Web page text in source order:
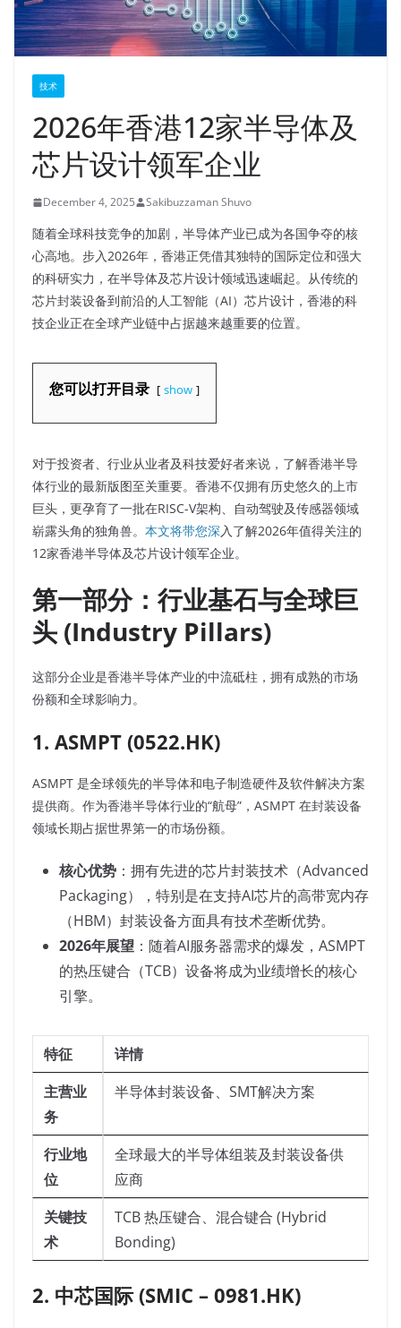
技术
2026年香港12家半导体及
芯片设计领军企业
December 4, 2025 Sakibuzzaman Shuvo
随着全球科技竞争的加剧，半导体产业已成为各国争夺的核
心高地。步入2026年，香港正凭借其独特的国际定位和强大
的科研实力，在半导体及芯片设计领域迅速崛起。从传统的
芯片封装设备到前沿的人工智能（AI）芯片设计，香港的科
技企业正在全球产业链中占据越来越重要的位置。
您可以打开目录 show
对于投资者、行业从业者及科技爱好者来说，了解香港半导
体行业的最新版图至关重要。香港不仅拥有历史悠久的上市
巨头，更孕育了一批在RISC-V架构、自动驾驶及传感器领域
崭露头角的独角兽。 本文将带您深入了解2026年值得关注的
12家香港半导体及芯片设计领军企业。
第一部分：行业基石与全球巨
头 (Industry Pillars)
这部分企业是香港半导体产业的中流砥柱，拥有成熟的市场
份额和全球影响力。
1. ASMPT (0522.HK)
ASMPT 是全球领先的半导体和电子制造硬件及软件解决方案
提供商。作为香港半导体行业的“航母”，ASMPT 在封装设备
领域长期占据世界第一的市场份额。
核心优势 ：拥有先进的芯片封装技术（Advanced
Packaging），特别是在支持AI芯片的高带宽内存
（HBM）封装设备方面具有技术垄断优势。
2026年展望 ：随着AI服务器需求的爆发，ASMPT
的热压键合（TCB）设备将成为业绩增长的核心
引擎。
特征
详情
主营业
务
半导体封装设备、SMT解决方案
行业地
位
全球最大的半导体组装及封装设备供
应商
关键技
术
TCB 热压键合、混合键合 (Hybrid
Bonding)
2. 中芯国际 (SMIC – 0981.HK)